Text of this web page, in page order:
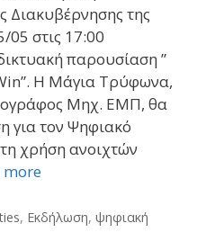
Διακυβέρνησης της
05 στις 17:00
παρουσίαση ”
H Μάγια Τρύφωνα,
Μηχ. ΕΜΠ, θα
για τον Ψηφιακό
χρήση ανοιχτών
more
, Εκδήλωση, ψηφιακή